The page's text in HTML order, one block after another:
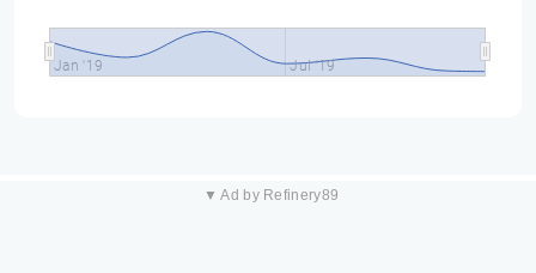
Jan '19 Jul '19
▼ Ad by Refinery89